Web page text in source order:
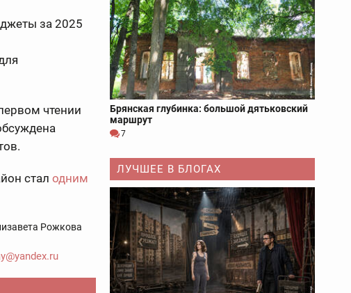
за 2025
чтении
стал одним
Рожкова
Брянская глубинка: большой дятьковский
маршрут
7
ЛУЧШЕЕ В БЛОГАХ